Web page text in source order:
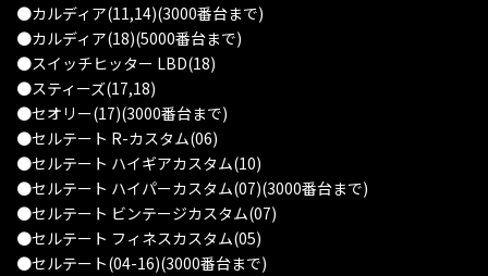
●カルディア(11,14)(3000番台まで)
●カルディア(18)(5000番台まで)
●スイッチヒッター LBD(18)
●スティーズ(17,18)
●セオリー(17)(3000番台まで)
●セルテート R-カスタム(06)
●セルテート ハイギアカスタム(10)
●セルテート ハイパーカスタム(07)(3000番台まで)
●セルテート ビンテージカスタム(07)
●セルテート フィネスカスタム(05)
●セルテート(04-16)(3000番台まで)